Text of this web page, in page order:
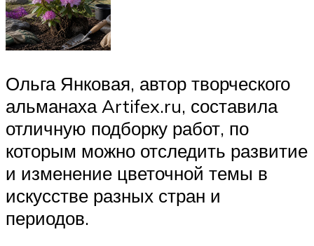
Ольга Янковая, автор творческого
альманаха Artifex.ru, составила
отличную подборку работ, по
которым можно отследить развитие
и изменение цветочной темы в
искусстве разных стран и
периодов.